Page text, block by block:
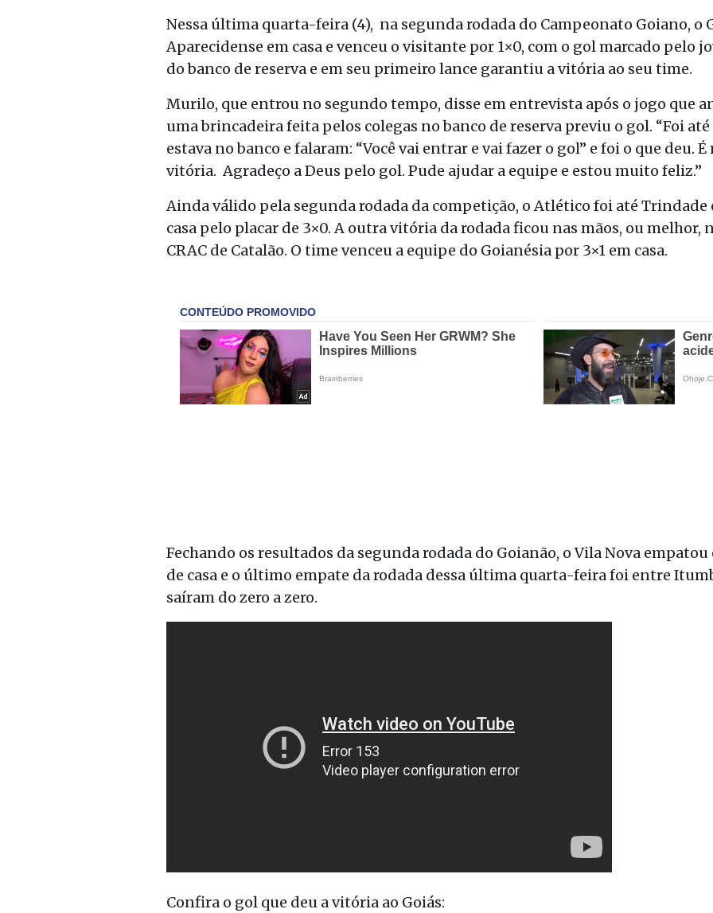
Nessa última quarta-feira (4), na segunda rodada do Campeonato Goiano, o
Aparecidense em casa e venceu o visitante por 1×0, com o gol marcado pelo
do banco de reserva e em seu primeiro lance garantiu a vitória ao seu time.
Murilo, que entrou no segundo tempo, disse em entrevista após o jogo que
uma brincadeira feita pelos colegas no banco de reserva previu o gol. “Foi
estava no banco e falaram: “Você vai entrar e vai fazer o gol” e foi o que deu.
vitória. Agradeço a Deus pelo gol. Pude ajudar a equipe e estou muito feliz.”
Ainda válido pela segunda rodada da competição, o Atlético foi até Trindade
casa pelo placar de 3×0. A outra vitória da rodada ficou nas mãos, ou melhor,
CRAC de Catalão. O time venceu a equipe do Goianésia por 3×1 em casa.
Fechando os resultados da segunda rodada do Goianão, o Vila Nova
de casa e o último empate da rodada dessa última quarta-feira foi entre
saíram do zero a zero.
Confira o gol que deu a vitória ao Goiás: